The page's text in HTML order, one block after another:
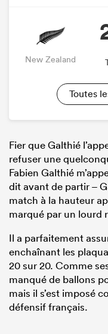
New Zealand
Toutes
Fier que Galthié
refuser une
Fabien Galthié
dit avant de partir –
match à la hauteur
marqué par un lourd
Il a parfaitement
enchaînant les
20 sur 20. Comme
manqué de ballons
mais il s’est imposé
défensif français.